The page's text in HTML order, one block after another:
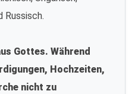
Russisch.
Gottes. Während
Hochzeiten,
nicht zu